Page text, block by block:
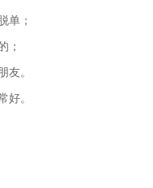
单；
；
。
。